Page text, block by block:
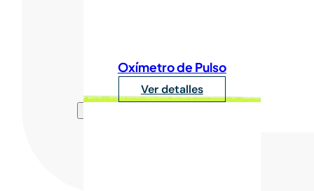
Oxímetro de Pulso
Ver detalles